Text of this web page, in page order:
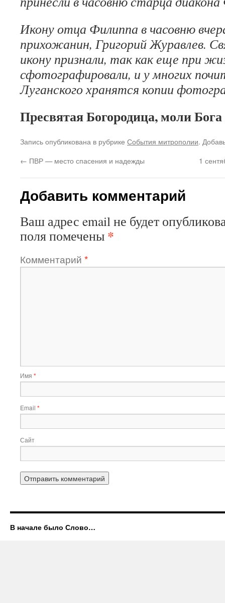
Икону отца Филиппа в часовню
прихожанин, Григорий Журавлев.
икону признали, так как еще при
сфотографировали, и у многих
Луганского хранятся копии
Пресвятая Богородица, моли
Запись опубликована в рубрике События митрополии.
← ПВР — место спасения и надежды 1
Добавить комментарий
Ваш адрес email не будет
поля помечены *
Комментарий *
Имя *
Email *
Сайт
В начале было Слово…